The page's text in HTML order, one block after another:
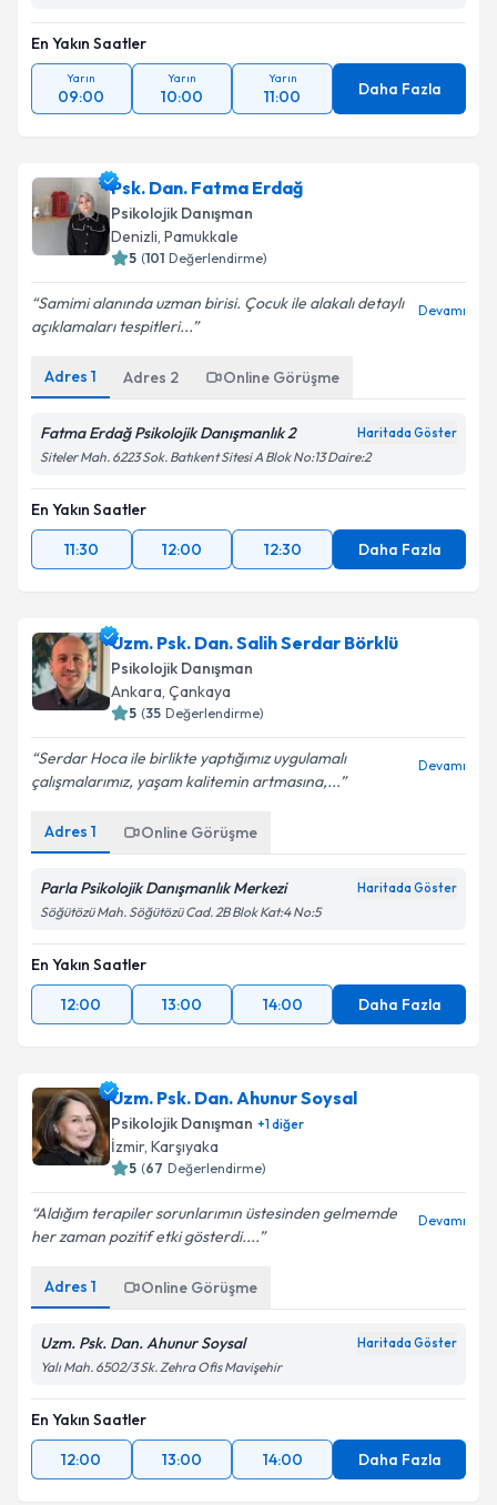
En Yakın Saatler
Yarın
09:00
Yarın
10:00
Yarın
11:00 Daha Fazla
Psk. Dan. Fatma Erdağ
Psikolojik Danışman
Denizli, Pamukkale
5 (101 Değerlendirme)
Samimi alanında uzman birisi. Çocuk ile alakalı detaylı
açıklamaları tespitleri...
Devamı
Adres 1 Adres 2 Online Görüşme
Fatma Erdağ Psikolojik Danışmanlık 2 Haritada Göster
Siteler Mah. 6223 Sok. Batıkent Sitesi A Blok No:13 Daire:2
En Yakın Saatler
11:30
12:00 12:30 Daha Fazla
Uzm. Psk. Dan. Salih Serdar Börklü
Psikolojik Danışman
Ankara, Çankaya
5 (35 Değerlendirme)
Serdar Hoca ile birlikte yaptığımız uygulamalı
çalışmalarımız, yaşam kalitemin artmasına,...
Devamı
Adres 1 Online Görüşme
Parla Psikolojik Danışmanlık Merkezi Haritada Göster
Söğütözü Mah. Söğütözü Cad. 2B Blok Kat:4 No:5
En Yakın Saatler
12:00
13:00 14:00 Daha Fazla
Uzm. Psk. Dan. Ahunur Soysal
Psikolojik Danışman +1diğer
İzmir, Karşıyaka
5 (67 Değerlendirme)
Aldığım terapiler sorunlarımın üstesinden gelmemde
her zaman pozitif etki gösterdi....
Devamı
Adres 1 Online Görüşme
Uzm. Psk. Dan. Ahunur Soysal Haritada Göster
Yalı Mah. 6502/3 Sk. Zehra Ofis Mavişehir
En Yakın Saatler
12:00
13:00 14:00 Daha Fazla